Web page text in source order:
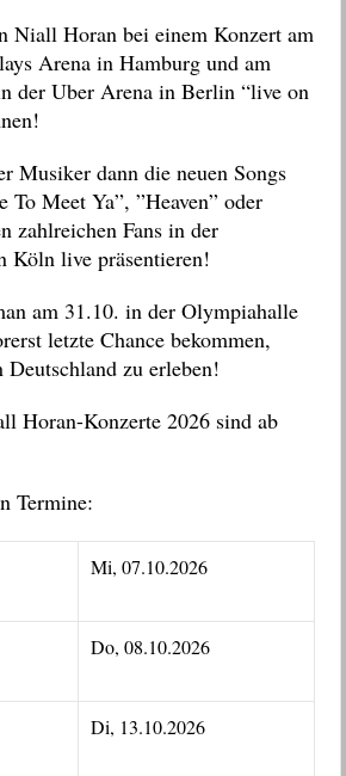
Niall Horan bei einem Konzert am
Arena in Hamburg und am
der Uber Arena in Berlin “live on
Musiker dann die neuen Songs
Meet Ya”, ”Heaven” oder
zahlreichen Fans in der
Köln live präsentieren!
am 31.10. in der Olympiahalle
letzte Chance bekommen,
zu erleben!
Horan-Konzerte 2026 sind ab
Termine:
Mi, 07.10.2026
Do, 08.10.2026
Di, 13.10.2026